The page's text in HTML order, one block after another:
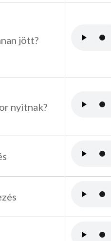
jött?
nyitnak?